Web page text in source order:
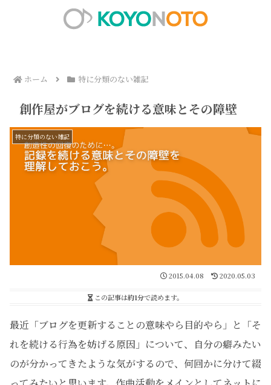
ホーム 特に分類のない雑記
創作屋がブログを続ける意味とその障壁
特に分類のない雑記
2015.04.08 2020.05.03
この記事は約1分で読めます。
最近「ブログを更新することの意味やら目的やら」と「そ
れを続ける行為を妨げる原因」について、自分の癖みたい
のが分かってきたような気がするので、何回かに分けて綴